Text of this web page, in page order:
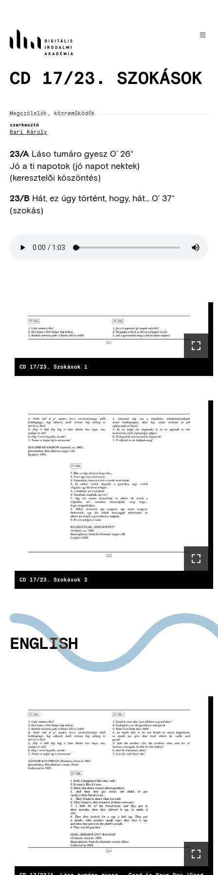
CD 17/23. SZOKÁSOK
Megszólalók, közreműködők
szerkesztő
Bari Károly
23/A Láso tumáro gyesz 0’ 26“
Jó a ti napotok (jó napot nektek)
(keresztelõi köszöntés)
23/B Hát, ez úgy történt, hogy, hát... 0’ 37“
(szokás)
CD 17/23. Szokások 1
CD 17/23. Szokások 2
ENGLISH